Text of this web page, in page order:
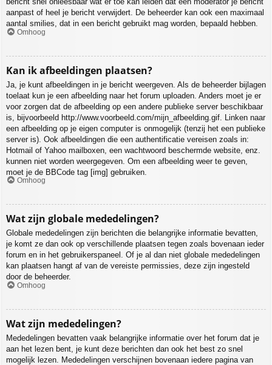
aanpast of heel je bericht verwijdert. De beheerder kan ook een maximaal
aantal smilies, dat in een bericht gebruikt mag worden, bepaald hebben.
Omhoog
Kan ik afbeeldingen plaatsen?
Ja, je kunt afbeeldingen in je bericht weergeven. Als de beheerder bijlagen
toelaat kun je een afbeelding naar het forum uploaden. Anders moet je er
voor zorgen dat de afbeelding op een andere publieke server beschikbaar
is, bijvoorbeeld http://www.voorbeeld.com/mijn_afbeelding.gif. Linken naar
een afbeelding op je eigen computer is onmogelijk (tenzij het een publieke
server is). Ook afbeeldingen die een authentificatie vereisen zoals in:
Hotmail of Yahoo mailboxen, een wachtwoord beschermde website, enz.
kunnen niet worden weergegeven. Om een afbeelding weer te geven,
moet je de BBCode tag [img] gebruiken.
Omhoog
Wat zijn globale mededelingen?
Globale mededelingen zijn berichten die belangrijke informatie bevatten,
je komt ze dan ook op verschillende plaatsen tegen zoals bovenaan ieder
forum en in het gebruikerspaneel. Of je al dan niet globale mededelingen
kan plaatsen hangt af van de vereiste permissies, deze zijn ingesteld
door de beheerder.
Omhoog
Wat zijn mededelingen?
Mededelingen bevatten vaak belangrijke informatie over het forum dat je
aan het lezen bent, je kunt deze berichten dan ook het best zo snel
mogelijk lezen. Mededelingen verschijnen bovenaan iedere pagina van